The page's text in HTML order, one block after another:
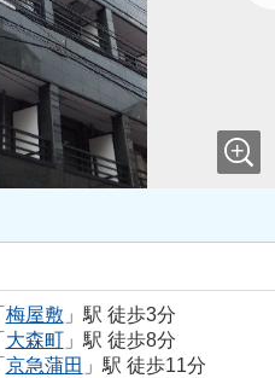
梅屋敷 」駅 徒歩3分
大森町」駅 徒歩8分
京急蒲田 」駅 徒歩11分